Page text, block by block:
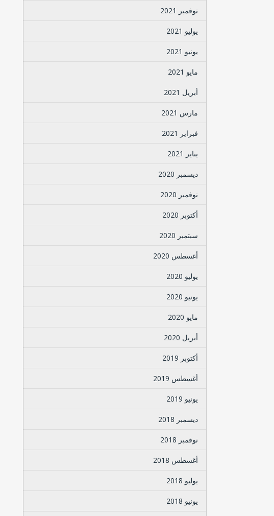
نوفمبر 2021
يوليو 2021
يونيو 2021
مايو 2021
أبريل 2021
مارس 2021
فبراير 2021
يناير 2021
ديسمبر 2020
نوفمبر 2020
أكتوبر 2020
سبتمبر 2020
أغسطس 2020
يوليو 2020
يونيو 2020
مايو 2020
أبريل 2020
أكتوبر 2019
أغسطس 2019
يونيو 2019
ديسمبر 2018
نوفمبر 2018
أغسطس 2018
يوليو 2018
يونيو 2018